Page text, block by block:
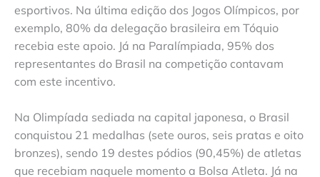
esportivos. Na última edição dos Jogos Olímpicos, por
exemplo, 80% da delegação brasileira em Tóquio
recebia este apoio. Já na Paralímpiada, 95% dos
representantes do Brasil na competição contavam
com este incentivo.
Na Olimpíada sediada na capital japonesa, o Brasil
conquistou 21 medalhas (sete ouros, seis pratas e oito
bronzes), sendo 19 destes pódios (90,45%) de atletas
que recebiam naquele momento a Bolsa Atleta. Já na